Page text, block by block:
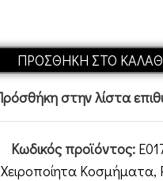
ΠΡΟΣΘΉΚΗ ΣΤΟ
στην λίστα
Κωδικός προϊόντος:
Χειροποίητα Κοσμήματα,